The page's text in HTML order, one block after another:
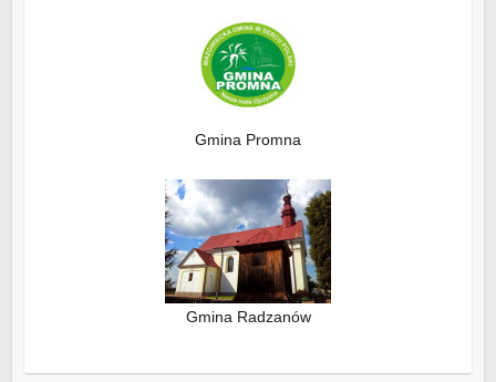
Gmina Promna
Gmina Radzanów